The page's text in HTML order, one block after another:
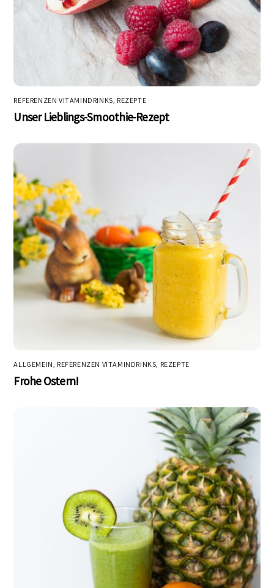
REFERENZEN VITAMINDRINKS, REZEPTE
Unser Lieblings-Smoothie-Rezept
ALLGEMEIN REFERENZEN VITAMINDRINKS REZEPTE
Frohe Ostern!